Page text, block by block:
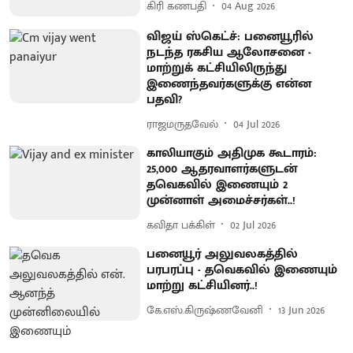
கிரி கணபதி 04 Aug 2026
விஜய் ஸ்கெட்ச்: பனையூரில்
நடந்த ரகசிய ஆலோசனை -
மாற்றுக் கட்சியிலிருந்து
இணைந்தவர்களுக்கு என்ன
பதவி?
ராஜமருதவேல் 04 Jul 2026
காலியாகும் அதிமுக கூடாரம்:
25,000 ஆதரவாளர்களுடன்
தவெகவில் இணையும் 2
முன்னாள் அமைச்சர்கள்..!
கவிதா பக்கிள் 02 Jul 2026
பனையூர் அலுவலகத்தில்
பரபரப்பு - தவெகவில் இணையும்
மாற்று கட்சியினர்..!
கே.எஸ்.கிருஷ்ணவேனி 13 Jun 2026